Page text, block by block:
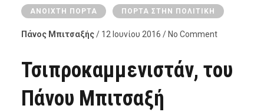
ΑΝΟΙΧΤΉ ΠΌΡΤΑ ΠΌΡΤΑ ΣΤΗΝ ΠΟΛΙΤΙΚΉ
Πάνος Μπιτσαξής/ 12 Ιουνίου 2016 / No Comment
Τσιπροκαμμενιστάν, του
Πάνου Μπιτσαξή